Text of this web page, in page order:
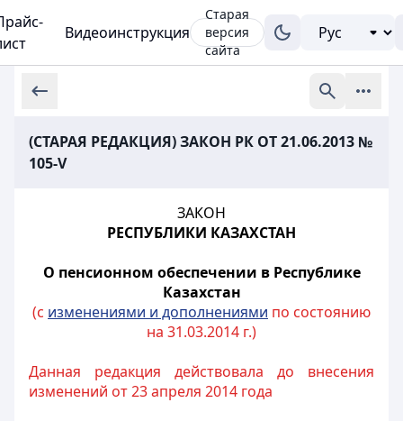
Видеоинструкция
Старая
версия
сайта
(СТАРАЯ РЕДАКЦИЯ) ЗАКОН РК ОТ 21.06.2013 №
105-V
ЗАКОН
РЕСПУБЛИКИ КАЗАХСТАН
О пенсионном обеспечении в Республике
Казахстан
(с изменениями и дополнениями по состоянию
на 31.03.2014 г.)
Данная редакция действовала до внесения
изменений от 23 апреля 2014 года